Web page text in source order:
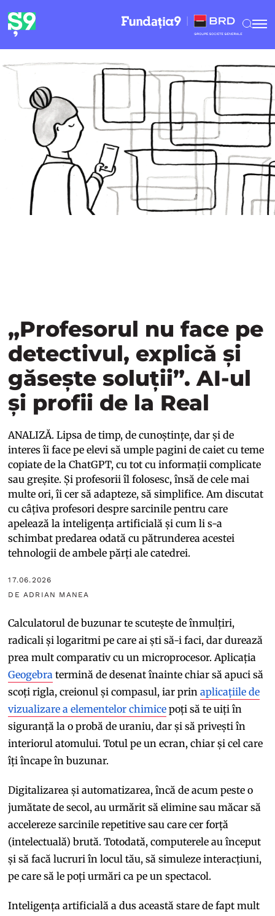
„Profesorul nu face pe
detectivul, explică și
găsește soluții”. AI-ul
și profii de la Real
ANALIZĂ. Lipsa de timp, de cunoștințe, dar și de
interes îi face pe elevi să umple pagini de caiet cu teme
copiate de la ChatGPT, cu tot cu informații complicate
sau greșite. Și profesorii îl folosesc, însă de cele mai
multe ori, îi cer să adapteze, să simplifice. Am discutat
cu câțiva profesori despre sarcinile pentru care
apelează la inteligența artificială și cum li s-a
schimbat predarea odată cu pătrunderea acestei
tehnologii de ambele părți ale catedrei.
17.06.2026
DE ADRIAN MANEA
Calculatorul de buzunar te scutește de înmulțiri,
radicali și logaritmi pe care ai ști să-i faci, dar durează
prea mult comparativ cu un microprocesor. Aplicația
Geogebra termină de desenat înainte chiar să apuci să
scoți rigla, creionul și compasul, iar prinaplicațiile de
vizualizare a elementelor chimice poți să te uiți în
siguranță la o probă de uraniu, dar și să privești în
interiorul atomului. Totul pe un ecran, chiar și cel care
îți încape în buzunar.
Digitalizarea și automatizarea, încă de acum peste o
jumătate de secol, au urmărit să elimine sau măcar să
accelereze sarcinile repetitive sau care cer forță
(intelectuală) brută. Totodată, computerele au început
și să facă lucruri în locul tău, să simuleze interacțiuni,
pe care să le poți urmări ca pe un spectacol.
Inteligența artificială a dus această stare de fapt mult